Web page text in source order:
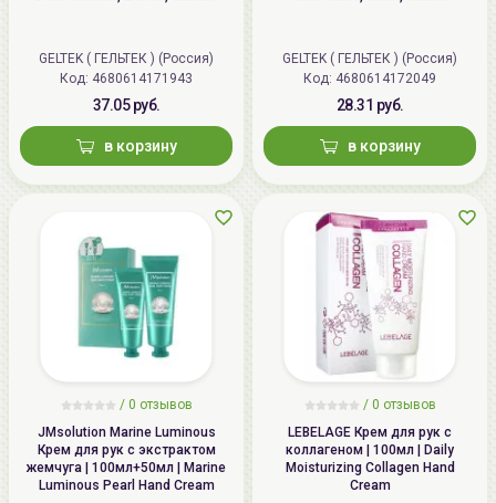
GELTEK ( ГЕЛЬТЕК ) (Россия)
Код: 4680614171943
37.05 руб.
в корзину
GELTEK ( ГЕЛЬТЕК ) (Россия)
Код: 4680614172049
28.31 руб.
в корзину
/ 0 отзывов
JMsolution Marine Luminous
Крем для рук с экстрактом
жемчуга | 100мл+50мл | Marine
Luminous Pearl Hand Cream
/ 0 отзывов
LEBELAGE Крем для рук с
коллагеном | 100мл | Daily
Moisturizing Collagen Hand
Cream